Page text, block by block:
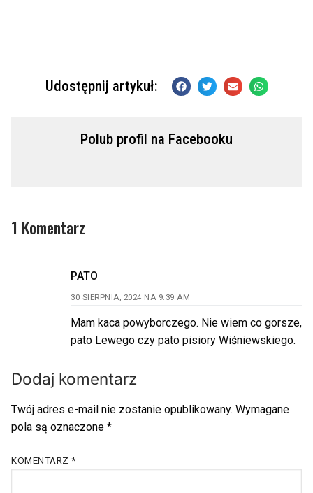
Udostępnij artykuł:
Polub profil na Facebooku
1 Komentarz
PATO
30 SIERPNIA, 2024 NA 9:39 AM
Mam kaca powyborczego. Nie wiem co gorsze,
pato Lewego czy pato pisiory Wiśniewskiego.
Dodaj komentarz
Twój adres e-mail nie zostanie opublikowany. Wymagane
pola są oznaczone *
KOMENTARZ *